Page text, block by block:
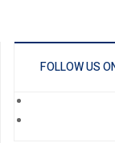
FOLLOW US